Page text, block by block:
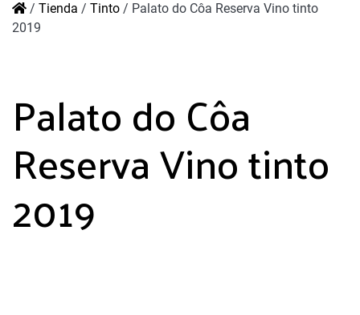
/ Tienda / Tinto / Palato do Côa Reserva Vino tinto
2019
Palato do Côa
Reserva Vino tinto
2019